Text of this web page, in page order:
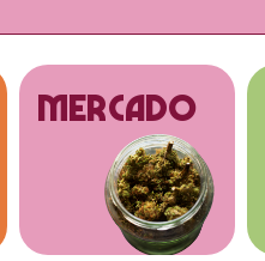
MERCADO